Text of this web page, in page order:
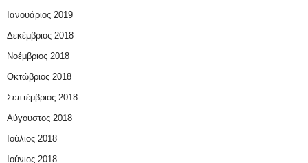
Ιανουάριος 2019
Δεκέμβριος 2018
Νοέμβριος 2018
Οκτώβριος 2018
Σεπτέμβριος 2018
Αύγουστος 2018
Ιούλιος 2018
Ιούνιος 2018